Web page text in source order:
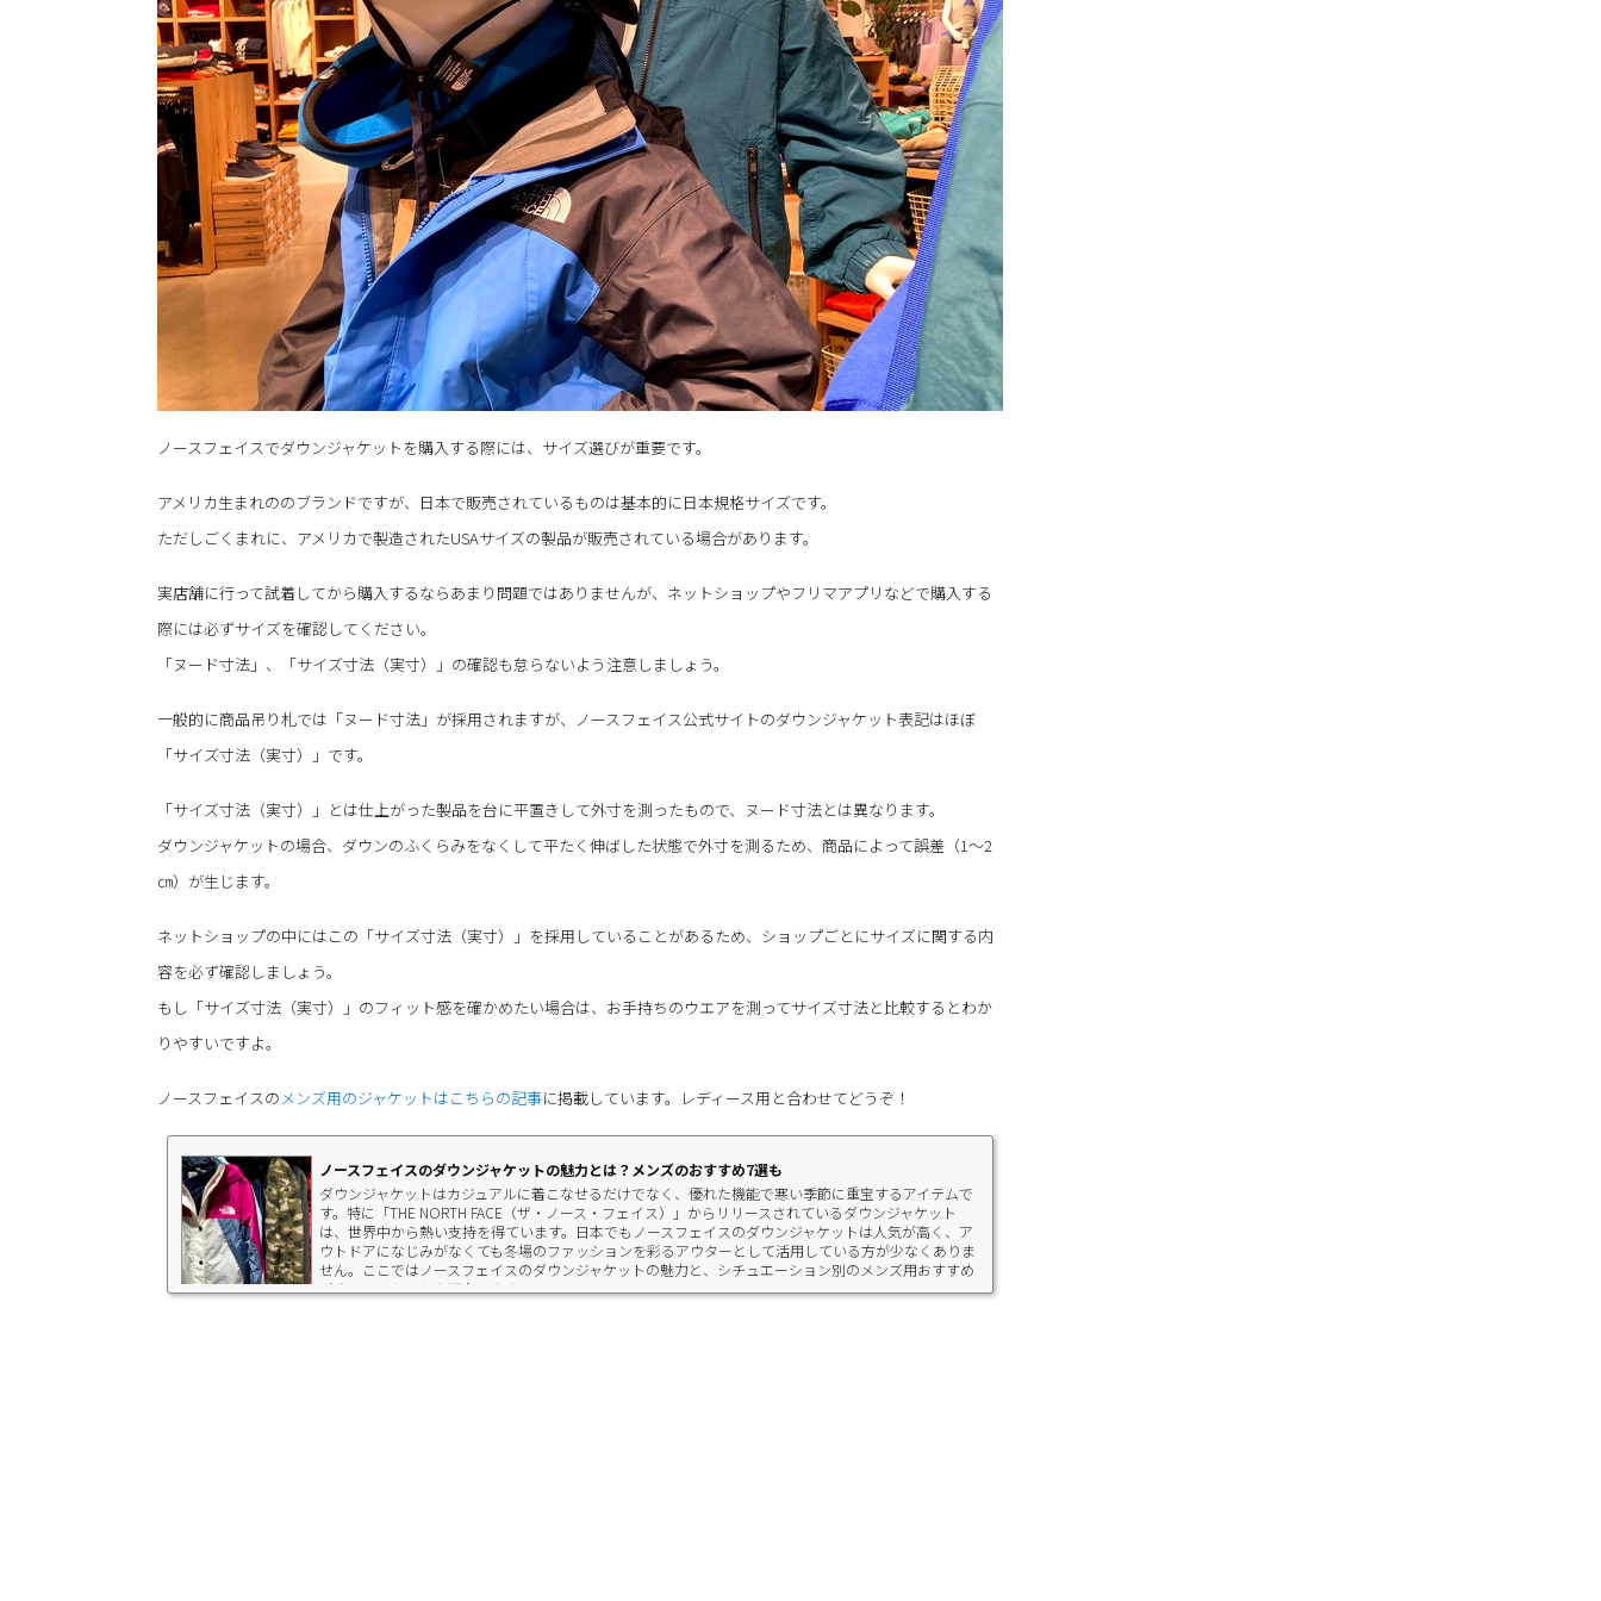
ノースフェイスでダウンジャケットを購入する際には、サイズ選びが重要です。
アメリカ生まれののブランドですが、日本で販売されているものは基本的に日本規格サイズです。
ただしごくまれに、アメリカで製造されたUSAサイズの製品が販売されている場合があります。
実店舗に行って試着してから購入するならあまり問題ではありませんが、ネットショップやフリマアプリなどで購入する
際には必ずサイズを確認してください。
「ヌード寸法」、「サイズ寸法（実寸）」の確認も怠らないよう注意しましょう。
一般的に商品吊り札では「ヌード寸法」が採用されますが、ノースフェイス公式サイトのダウンジャケット表記はほぼ
「サイズ寸法（実寸）」です。
「サイズ寸法（実寸）」とは仕上がった製品を台に平置きして外寸を測ったもので、ヌード寸法とは異なります。
ダウンジャケットの場合、ダウンのふくらみをなくして平たく伸ばした状態で外寸を測るため、商品によって誤差（1～2
㎝）が生じます。
ネットショップの中にはこの「サイズ寸法（実寸）」を採用していることがあるため、ショップごとにサイズに関する内
容を必ず確認しましょう。
もし「サイズ寸法（実寸）」のフィット感を確かめたい場合は、お手持ちのウエアを測ってサイズ寸法と比較するとわか
りやすいですよ。
ノースフェイスのメンズ用のジャケットはこちらの記事に掲載しています。レディース用と合わせてどうぞ！
ノースフェイスのダウンジャケットの魅力とは？メンズのおすすめ7選も
ダウンジャケットはカジュアルに着こなせるだけでなく、優れた機能で寒い季節に重宝するアイテムで
す。特に「THE NORTH FACE（ザ・ノース・フェイス）」からリリースされているダウンジャケット
は、世界中から熱い支持を得ています。日本でもノースフェイスのダウンジャケットは人気が高く、ア
ウトドアになじみがなくても冬場のファッションを彩るアウターとして活用している方が少なくありま
せん。ここではノースフェイスのダウンジャケットの魅力と、シチュエーション別のメンズ用おすすめ
ダウンジャケットを紹介します。ノースフェ...